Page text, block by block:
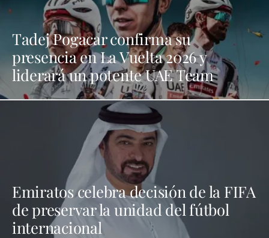
Tadej Pogacar confirma su
presencia en La Vuelta 2026 y
liderará un potente UAE Team
Emiratos celebra decisión de la FIFA
de preservar la unidad del fútbol
internacional